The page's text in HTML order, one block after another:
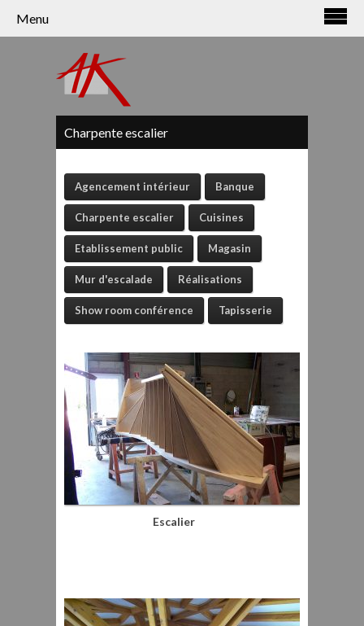
Menu
Charpente escalier
Agencement intérieur Banque
Charpente escalier Cuisines
Etablissement public Magasin
Mur d'escalade Réalisations
Show room conférence Tapisserie
Escalier